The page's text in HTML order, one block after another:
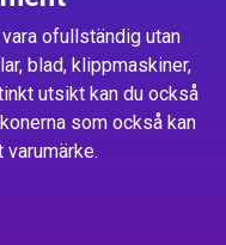
ofullständig utan
blad, klippmaskiner,
utsikt kan du också
som också kan